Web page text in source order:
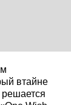
втайне
решается